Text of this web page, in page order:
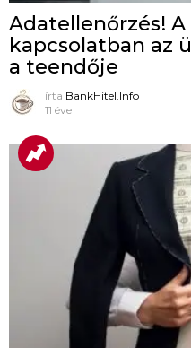
Adatellenőrzés! A
kapcsolatban az
a teendője
írta BankHitel.Info
11 éve